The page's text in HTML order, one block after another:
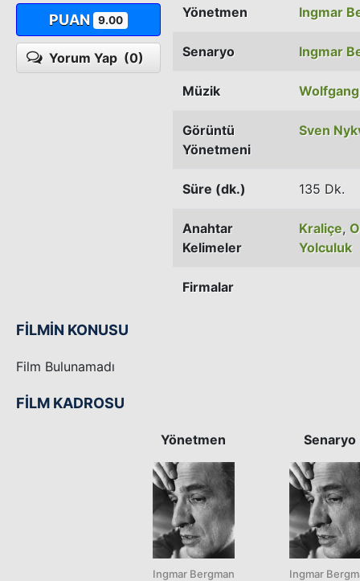
PUAN 9.00
Yorum Yap (0)
Yönetmen Ingmar
Senaryo Ingmar
Müzik
Görüntü
Yönetmeni
Sven
Süre (dk.) 135 Dk.
Anahtar
Kelimeler
Kraliçe,
Yolculuk
Firmalar
FİLMİN KONUSU
Film Bulunamadı
FİLM KADROSU
Yönetmen
Ingmar Bergman
Senaryo
Ingmar